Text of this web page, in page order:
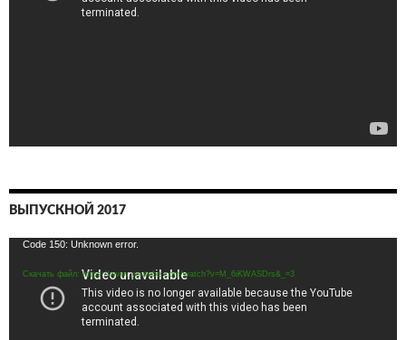
ВЫПУСКНОЙ 2017
Видеоплеер
Code 150: Unknown error.
Скачать файл: https://www.youtube.com/watch?v=M_6iKWASDrs&_=3